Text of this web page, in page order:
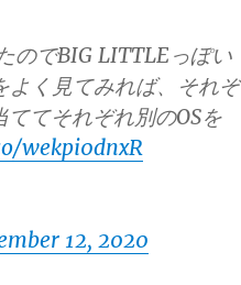
のでBIG LITTLEっぽい
よく見てみれば、それぞ
てそれぞれ別のOSを
wekpi0dnxR
12, 2020